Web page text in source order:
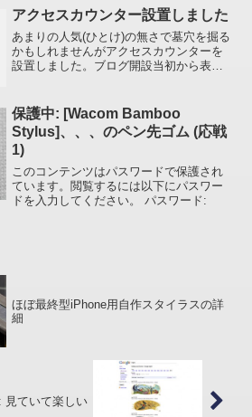
た、商品の使い心地も良いです。いろい
ろスタイラスペンを...
アクセスカウンター設置しました
あまりの人気(ひとけ)の無さで墓穴を掘る
かもしれませんがアクセスカウンターを
設置しました。ブログ開設当初から表示
っています。ですので、今日一日で600近
いアクセスがあっ...
保護中: [Wacom Bamboo
Stylus]、、、のペン先ゴム (応戦
1)
このコンテンツはパスワードで保護され
ています。閲覧するには以下にパスワー
ドを入力してください。 パスワード:
ほぼ最終型iPhone用自作スタイラスの詳
細
見ていて楽しい